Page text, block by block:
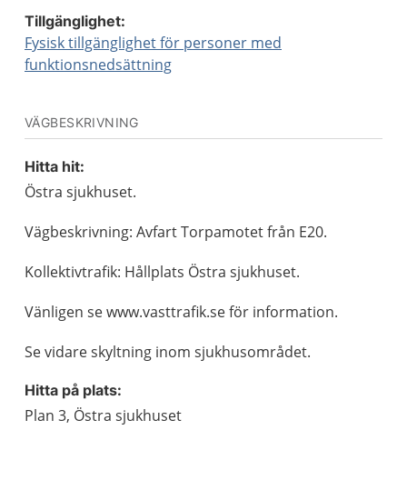
Tillgänglighet:
Fysisk tillgänglighet för personer med
funktionsnedsättning
VÄGBESKRIVNING
Hitta hit:
Östra sjukhuset.
Vägbeskrivning: Avfart Torpamotet från E20.
Kollektivtrafik: Hållplats Östra sjukhuset.
Vänligen se www.vasttrafik.se för information.
Se vidare skyltning inom sjukhusområdet.
Hitta på plats:
Plan 3, Östra sjukhuset